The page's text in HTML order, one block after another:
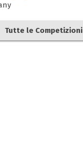
Tutte le Competizioni